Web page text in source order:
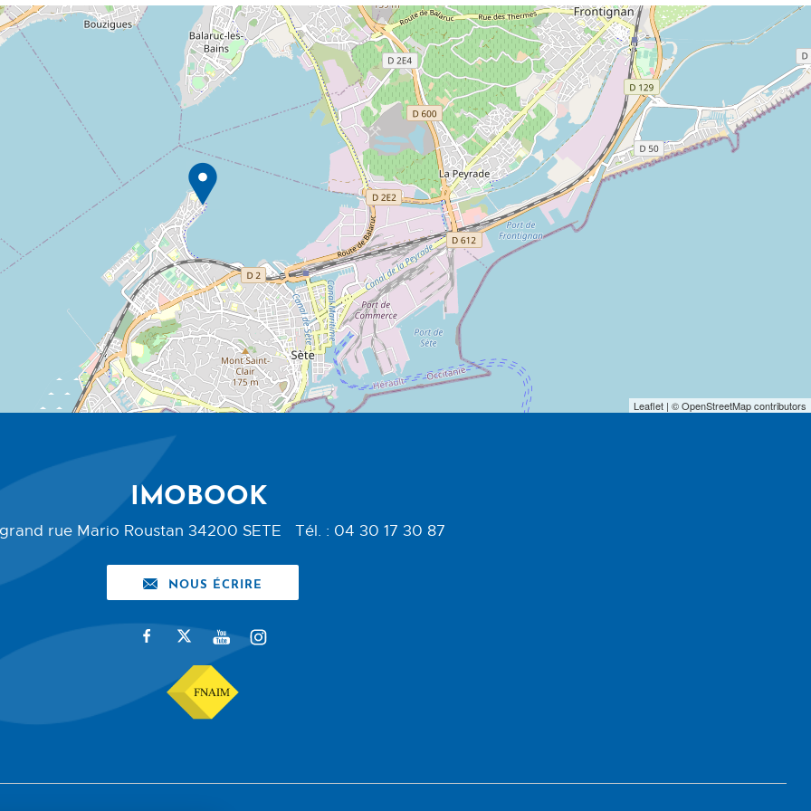
Leaflet | © OpenStreetMap contributors
IMOBOOK
rue Mario Roustan 34200 SETE Tél. : 04 30 17 30 87
NOUS ÉCRIRE